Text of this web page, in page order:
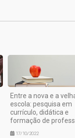
Entre a nova e a
escola: pesquisa em
currículo, didática e
formação de
17/10/2022